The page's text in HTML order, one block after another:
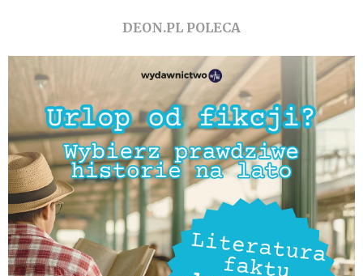
DEON.PL POLECA